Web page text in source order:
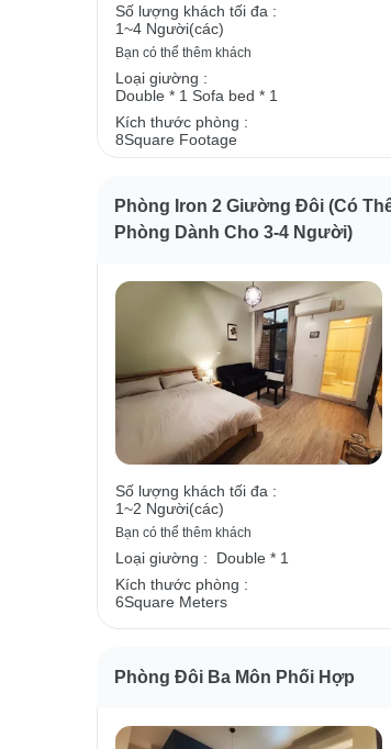
Số lượng khách tối đa :
1~4 Người(các)
Bạn có thể thêm khách
Loại giường :
Double * 1 Sofa bed * 1
Kích thước phòng :
8Square Footage
Phòng Iron 2 Giường Đôi (có
Phòng Dành Cho 3-4 Người)
Số lượng khách tối đa :
1~2 Người(các)
Bạn có thể thêm khách
Loại giường :
Double * 1
Kích thước phòng :
6Square Meters
Phòng Đôi Ba Môn Phối Hợp